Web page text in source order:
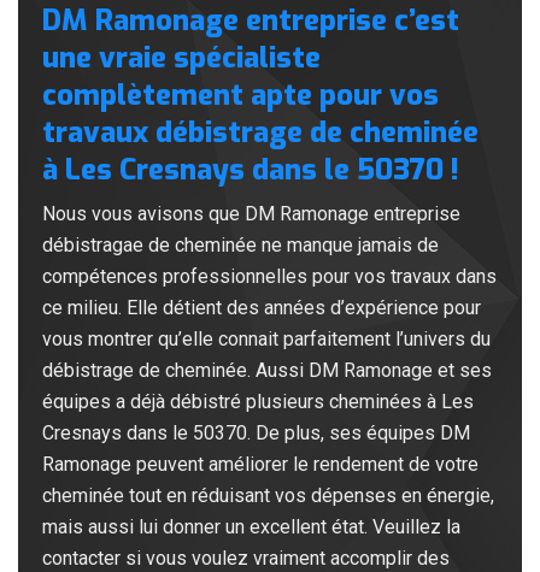
DM Ramonage entreprise c’est
une vraie spécialiste
complètement apte pour vos
travaux débistrage de cheminée
à Les Cresnays dans le 50370 !
Nous vous avisons que DM Ramonage entreprise
débistragae de cheminée ne manque jamais de
compétences professionnelles pour vos travaux dans
ce milieu. Elle détient des années d’expérience pour
vous montrer qu’elle connait parfaitement l’univers du
débistrage de cheminée. Aussi DM Ramonage et ses
équipes a déjà débistré plusieurs cheminées à Les
Cresnays dans le 50370. De plus, ses équipes DM
Ramonage peuvent améliorer le rendement de votre
cheminée tout en réduisant vos dépenses en énergie,
mais aussi lui donner un excellent état. Veuillez la
contacter si vous voulez vraiment accomplir des